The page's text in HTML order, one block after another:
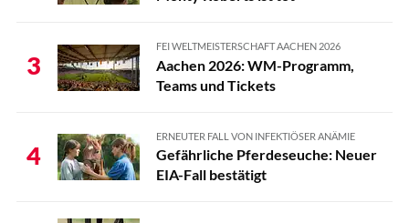
3
FEI WELTMEISTERSCHAFT AACHEN 2026
Aachen 2026: WM-Programm,
Teams und Tickets
4
ERNEUTER FALL VON INFEKTIÖSER ANÄMIE
Gefährliche Pferdeseuche: Neuer
EIA-Fall bestätigt